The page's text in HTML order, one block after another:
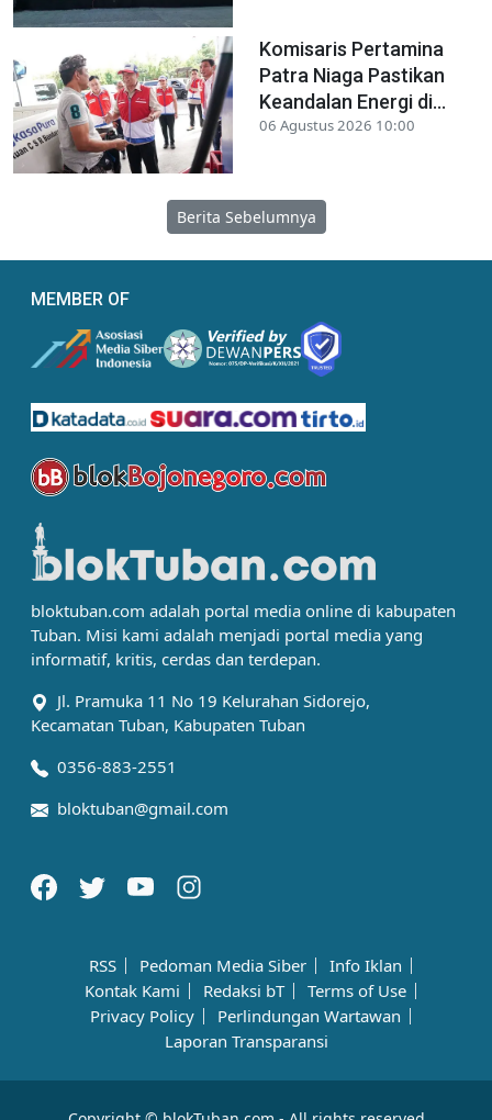
Komisaris Pertamina
Patra Niaga Pastikan
Keandalan Energi di...
06 Agustus 2026 10:00
Berita Sebelumnya
MEMBER OF
bloktuban.com adalah portal media online di kabupaten
Tuban. Misi kami adalah menjadi portal media yang
informatif, kritis, cerdas dan terdepan.
Jl. Pramuka 11 No 19 Kelurahan Sidorejo,
Kecamatan Tuban, Kabupaten Tuban
0356-883-2551
bloktuban@gmail.com
RSS Pedoman Media Siber
Info Iklan
Kontak Kami
Redaksi bT
Terms of Use
Privacy Policy
Perlindungan Wartawan
Laporan Transparansi